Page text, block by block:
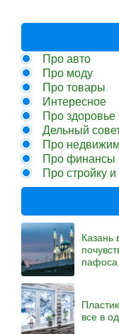
Про авто
Про моду
Про товары
Интересное
Про здоровье
Дельный
Про
Про финансы
Про стройку
Казань
пафоса
все в